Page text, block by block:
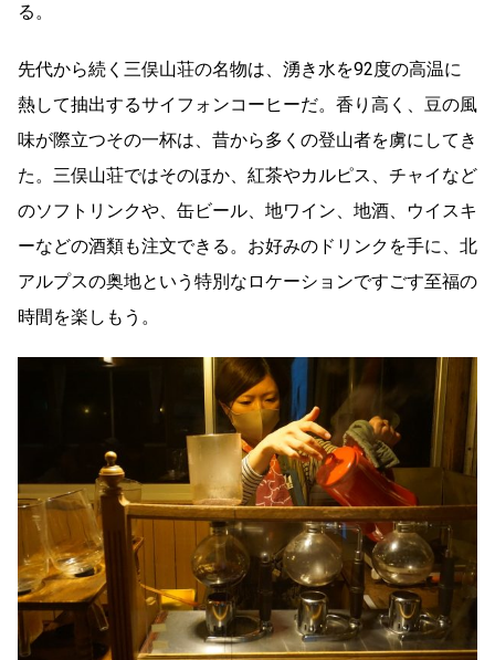
る。
先代から続く三俣山荘の名物は、湧き水を92度の高温に
熱して抽出するサイフォンコーヒーだ。香り高く、豆の風
味が際立つその一杯は、昔から多くの登山者を虜にしてき
た。三俣山荘ではそのほか、紅茶やカルピス、チャイなど
のソフトリンクや、缶ビール、地ワイン、地酒、ウイスキ
ーなどの酒類も注文できる。お好みのドリンクを手に、北
アルプスの奥地という特別なロケーションですごす至福の
時間を楽しもう。